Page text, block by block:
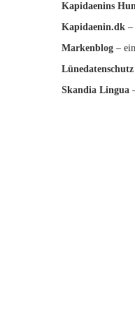
Kapidaenins
Kapidaenin.dk –
Markenblog –
Lünedatenschutz
Skandia Lingua